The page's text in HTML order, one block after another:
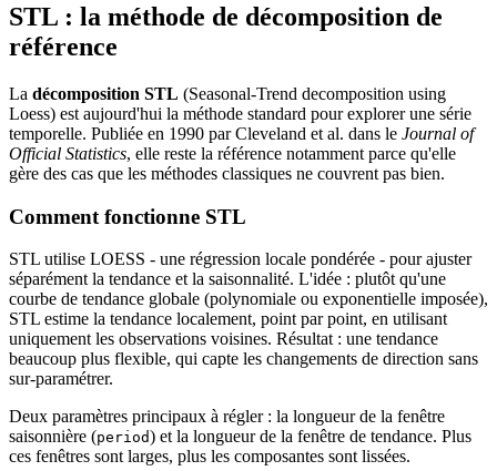
STL : la méthode de décomposition de
référence
La décomposition STL (Seasonal-Trend decomposition using
Loess) est aujourd'hui la méthode standard pour explorer une série
temporelle. Publiée en 1990 par Cleveland et al. dans le Journal of
Official Statistics, elle reste la référence notamment parce qu'elle
gère des cas que les méthodes classiques ne couvrent pas bien.
Comment fonctionne STL
STL utilise LOESS - une régression locale pondérée - pour ajuster
séparément la tendance et la saisonnalité. L'idée : plutôt qu'une
courbe de tendance globale (polynomiale ou exponentielle imposée),
STL estime la tendance localement, point par point, en utilisant
uniquement les observations voisines. Résultat : une tendance
beaucoup plus flexible, qui capte les changements de direction sans
sur-paramétrer.
Deux paramètres principaux à régler : la longueur de la fenêtre
saisonnière (period) et la longueur de la fenêtre de tendance. Plus
ces fenêtres sont larges, plus les composantes sont lissées.